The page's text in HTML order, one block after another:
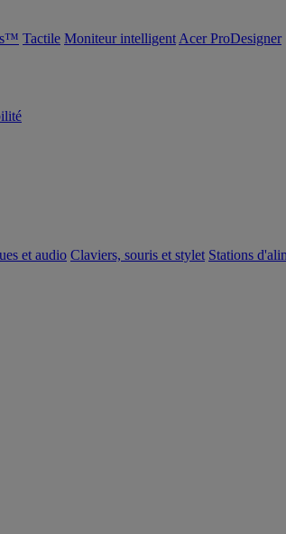
Tactile Moniteur intelligent Acer ProDesigner
et audio Claviers, souris et stylet Stations